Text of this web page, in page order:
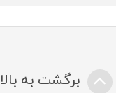
برگشت به بالا